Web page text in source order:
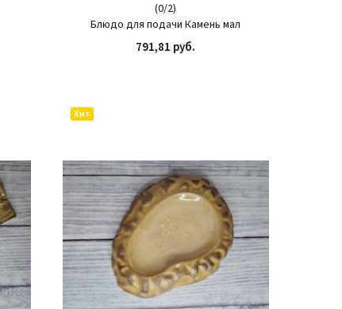
(0/2)
Блюдо для подачи Камень мал
791,81 руб.
Хит